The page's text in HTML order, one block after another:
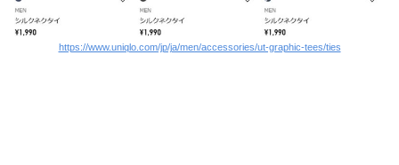
https://www.uniqlo.com/jp/ja/men/accessories/ut-graphic-tees/ties